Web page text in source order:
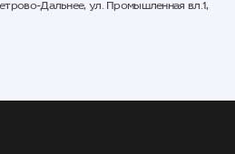
Дальнее, ул. Промышленная вл.1,